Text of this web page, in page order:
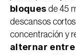
bloques de 45
descansos
alternar